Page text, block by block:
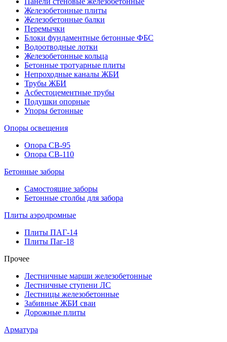
Железобетонные плиты
Железобетонные балки
Перемычки
Блоки фундаментные бетонные ФБС
Водоотводные лотки
Железобетонные кольца
Бетонные тротуарные плиты
Непроходные каналы ЖБИ
Трубы ЖБИ
Асбестоцементные трубы
Подушки опорные
Упоры бетонные
Опоры освещения
Опора СВ-95
Опора СВ-110
Бетонные заборы
Самостоящие заборы
Бетонные столбы для забора
Плиты аэродромные
Плиты ПАГ-14
Плиты Паг-18
Прочее
Лестничные марши железобетонные
Лестничные ступени ЛС
Лестницы железобетонные
Забивные ЖБИ сваи
Дорожные плиты
Арматура